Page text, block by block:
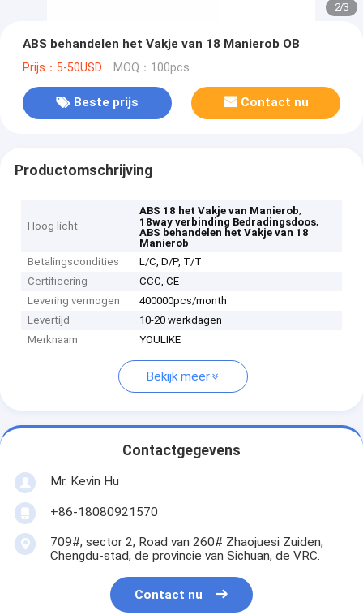
2/3
ABS behandelen het Vakje van 18 Manierob OB
Prijs：5-50USD MOQ：100pcs
Beste prijs Contact nu
Productomschrijving
Hoog licht
ABS 18 het Vakje van Manierob,
18way verbinding Bedradingsdoos,
ABS behandelen het Vakje van 18
Manierob
Betalingscondities
L/C, D/P, T/T
Certificering
CCC, CE
Levering vermogen
400000pcs/month
Levertijd
10-20 werkdagen
Merknaam
YOULIKE
Bekijk meer
Contactgegevens
Mr. Kevin Hu
+86-18080921570
709#, sector 2, Road van 260# Zhaojuesi Zuiden,
Chengdu-stad, de provincie van Sichuan, de VRC.
Contact nu